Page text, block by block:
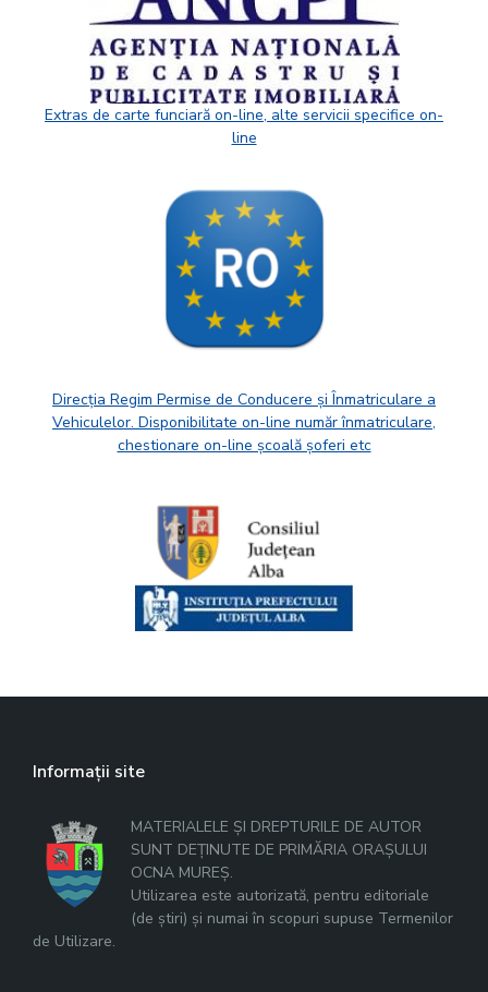
Extras de carte funciară on-line, alte servicii specifice on-
line
Direcția Regim Permise de Conducere și Înmatriculare a
Vehiculelor. Disponibilitate on-line număr înmatriculare,
chestionare on-line școală șoferi etc
Informații site
MATERIALELE ȘI DREPTURILE DE AUTOR
SUNT DEȚINUTE DE PRIMĂRIA ORAȘULUI
OCNA MUREȘ.
Utilizarea este autorizată, pentru editoriale
(de știri) și numai în scopuri supuse Termenilor
de Utilizare.